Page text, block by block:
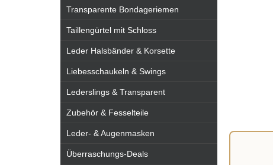
Transparente Bondageriemen
Taillengürtel mit Schloss
Leder Halsbänder & Korsette
Liebesschaukeln & Swings
Lederslings & Transparent
Zubehör & Fesselteile
Leder- & Augenmasken
Überraschungs-Deals